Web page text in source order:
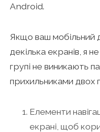
Android.
Якщо ваш мобільний
декілька екранів, я
групі не виникають
прихильниками двох
Елементи
екрані, щоб